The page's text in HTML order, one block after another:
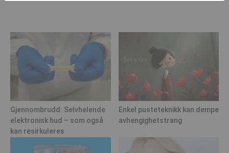
Gjennombrudd: Selvhelende
elektronisk hud – som også
kan resirkuleres
Enkel pusteteknikk kan dempe
avhengighetstrang